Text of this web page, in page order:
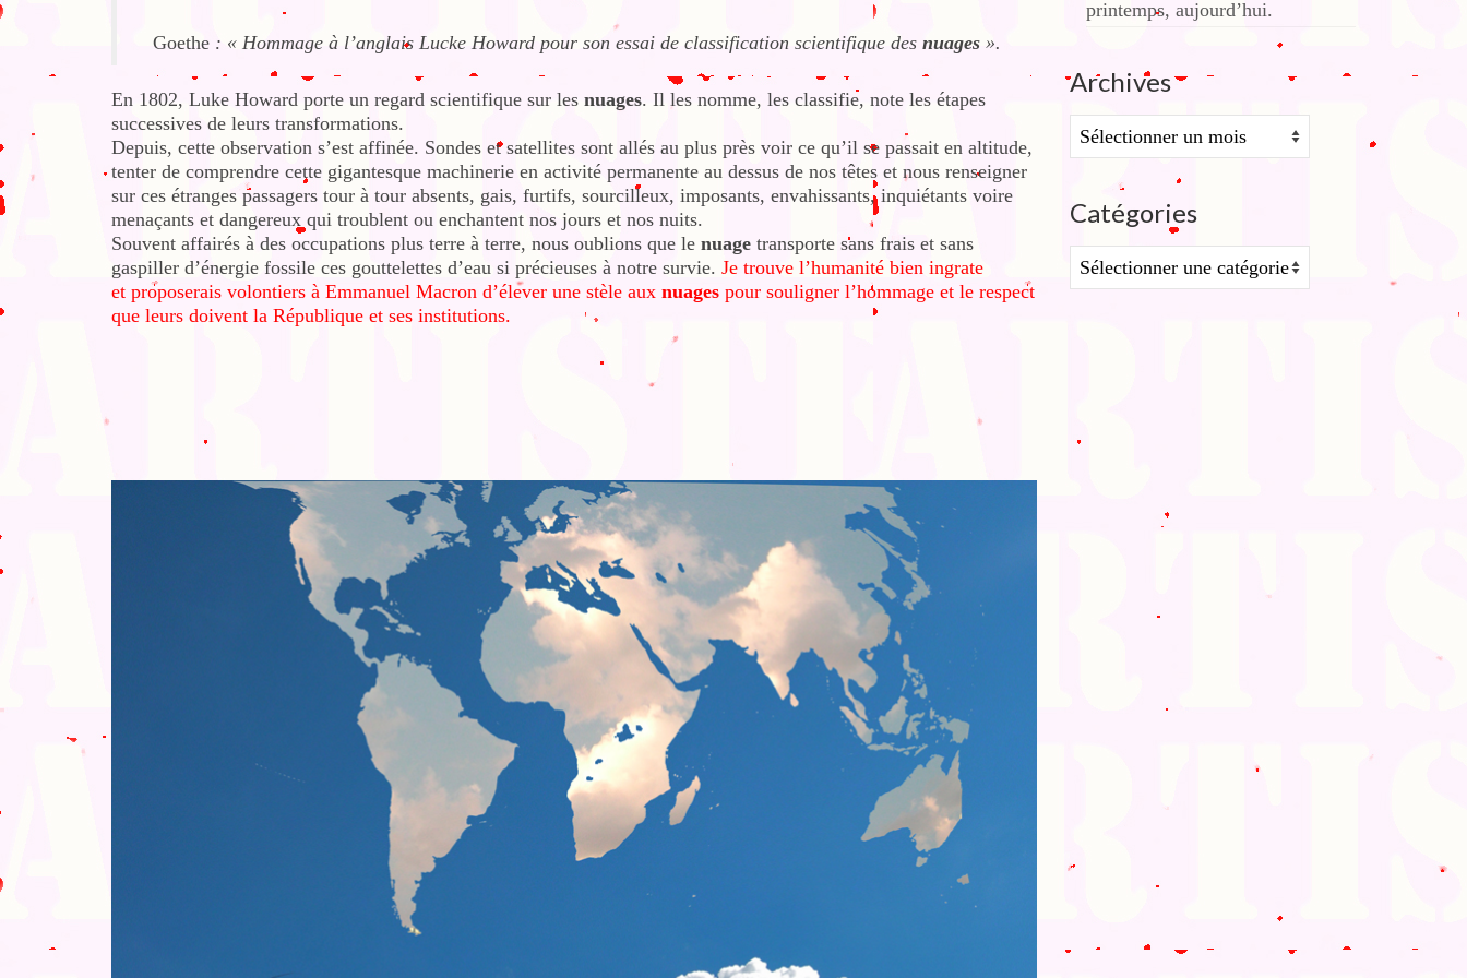
Goethe: « Hommage à l’anglais Lucke Howard pour son essai de classification scientifique des nuages».
En 1802, Luke Howard porte un regard scientifique sur les nuages. Il les nomme, les classifie, note les étapes
successives de leurs transformations.
Depuis, cette observation s’est affinée. Sondes et satellites sont allés au plus près voir ce qu’il se passait en altitude,
tenter de comprendre cette gigantesque machinerie en activité permanente au dessus de nos têtes et nous renseigner
sur ces étranges passagers tour à tour absents, gais, furtifs, sourcilleux, imposants, envahissants, inquiétants voire
menaçants et dangereux qui troublent ou enchantent nos jours et nos nuits.
Souvent affairés à des occupations plus terre à terre, nous oublions que le nuage transporte sans frais et sans
gaspiller d’énergie fossile ces gouttelettes d’eau si précieuses à notre survie. Je trouve l’humanité bien ingrate
et proposerais volontiers à Emmanuel Macron d’élever une stèle aux nuages pour souligner l’hommage et le respect
que leurs doivent la République et ses institutions.
printemps, aujourd’hui.
Archives
Archives
Catégories
Catégories